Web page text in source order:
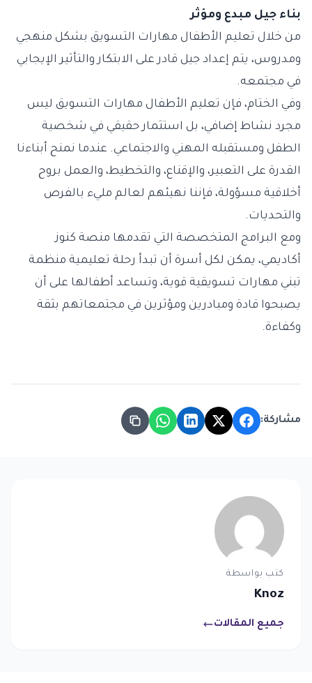
بناء جيل مبدع ومؤثر
من خلال تعليم الأطفال مهارات التسويق بشكل منهجي
ومدروس، يتم إعداد جيل قادر على الابتكار والتأثير الإيجابي
في مجتمعه.
وفي الختام، فإن تعليم الأطفال مهارات التسويق ليس
مجرد نشاط إضافي، بل استثمار حقيقي في شخصية
الطفل ومستقبله المهني والاجتماعي. عندما نمنح أبناءنا
القدرة على التعبير، والإقناع، والتخطيط، والعمل بروح
أخلاقية مسؤولة، فإننا نهيئهم لعالم مليء بالفرص
والتحديات.
ومع البرامج المتخصصة التي تقدمها منصة كنوز
أكاديمي، يمكن لكل أسرة أن تبدأ رحلة تعليمية منظمة
تبني مهارات تسويقية قوية، وتساعد أطفالها على أن
يصبحوا قادة ومبادرين ومؤثرين في مجتمعاتهم بثقة
وكفاءة.
مشاركة:
كتب بواسطة
Knoz
جميع المقالات